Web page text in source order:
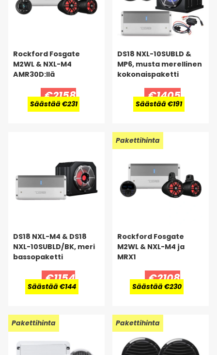
Rockford Fosgate
M2WL & NXL-M4
AMR30D:llä
€2158
Säästää €231
DS18 NXL-10SUBLD &
MP6, musta merellinen
kokonaispaketti
€1405
Säästää €191
DS18 NXL-M4 & DS18
NXL-10SUBLD/BK, meri
bassopaketti
€1154
Säästää €144
Pakettihinta
Rockford Fosgate
M2WL & NXL-M4 ja
MRX1
€2108
Säästää €230
Pakettihinta Pakettihinta